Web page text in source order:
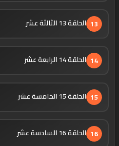
13 الحلقة 13 الثالثة عشر
14 الحلقة 14 الرابعة عشر
15 الحلقة 15 الخامسة عشر
16 الحلقة 16 السادسة عشر